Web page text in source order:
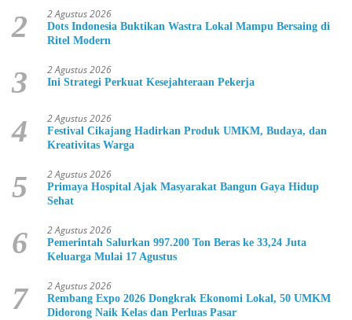
2 2 Agustus 2026
Dots Indonesia Buktikan Wastra Lokal Mampu Bersaing di
Ritel Modern
3 2 Agustus 2026
Ini Strategi Perkuat Kesejahteraan Pekerja
4 2 Agustus 2026
Festival Cikajang Hadirkan Produk UMKM, Budaya, dan
Kreativitas Warga
5 2 Agustus 2026
Primaya Hospital Ajak Masyarakat Bangun Gaya Hidup
Sehat
6 2 Agustus 2026
Pemerintah Salurkan 997.200 Ton Beras ke 33,24 Juta
Keluarga Mulai 17 Agustus
7 2 Agustus 2026
Rembang Expo 2026 Dongkrak Ekonomi Lokal, 50 UMKM
Didorong Naik Kelas dan Perluas Pasar